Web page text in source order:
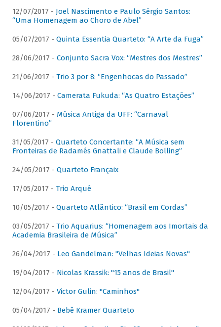
12/07/2017 - Joel Nascimento e Paulo Sérgio Santos:
“Uma Homenagem ao Choro de Abel”
05/07/2017 - Quinta Essentia Quarteto: “A Arte da Fuga”
28/06/2017 - Conjunto Sacra Vox: “Mestres dos Mestres”
21/06/2017 - Trio 3 por 8: “Engenhocas do Passado”
14/06/2017 - Camerata Fukuda: “As Quatro Estações”
07/06/2017 - Música Antiga da UFF: “Carnaval
Florentino”
31/05/2017 - Quarteto Concertante: “A Música sem
Fronteiras de Radamés Gnattali e Claude Bolling”
24/05/2017 - Quarteto Françaix
17/05/2017 - Trio Arqué
10/05/2017 - Quarteto Atlântico: “Brasil em Cordas”
03/05/2017 - Trio Aquarius: “Homenagem aos Imortais da
Academia Brasileira de Música”
26/04/2017 - Leo Gandelman: "Velhas Ideias Novas"
19/04/2017 - Nicolas Krassik: "15 anos de Brasil"
12/04/2017 - Victor Gulin: "Caminhos"
05/04/2017 - Bebê Kramer Quarteto